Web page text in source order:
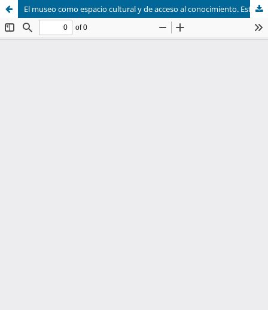
El museo como espacio cultural y de acceso al conocimiento. Estrategias de mediación y nuevas experiencias en el Museo de Arte de Ciudad Juárez (INBAL)